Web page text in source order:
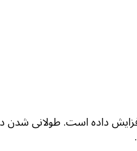
ویزای عربستان 2022، دوره اعتبار ویزای عمره عربستان را